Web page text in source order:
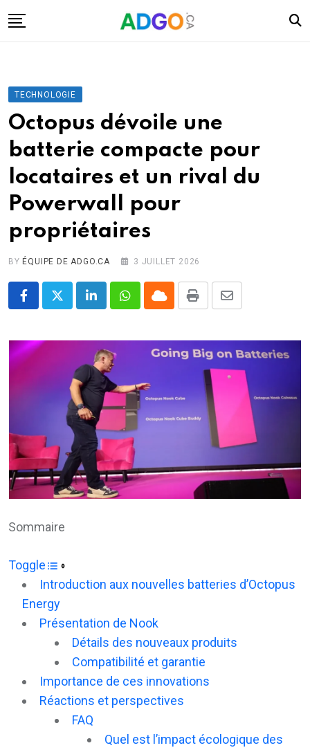
to
Santé
Énergie
Robots
Tech.
Militaire
Sciences
Culture
TECHNOLOGIE
Octopus dévoile une
batterie compacte pour
locataires et un rival du
Powerwall pour
propriétaires
BYÉQUIPE DE ADGO.CA 3 JUILLET 2026
LinkedInWhatsappCloudPrint
Share
Email
Sommaire
Toggle
Introduction aux nouvelles batteries d’Octopus
Energy
Présentation de Nook
Détails des nouveaux produits
Compatibilité et garantie
Importance de ces innovations
Réactions et perspectives
FAQ
Quel est l’impact écologique des